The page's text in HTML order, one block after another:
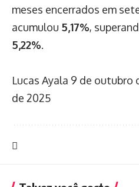
meses encerrados em
acumulou 5,17%,
5,22%.
Lucas Ayala 9 de outubro
de 2025